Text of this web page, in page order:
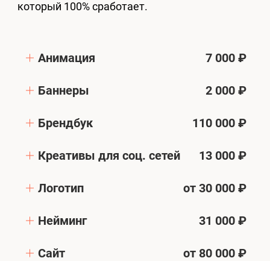
который 100% сработает.
Анимация 7 000 ₽
Баннеры 2 000 ₽
Брендбук 110 000 ₽
Креативы для соц. сетей 13 000 ₽
Логотип от 30 000 ₽
Нейминг 31 000 ₽
Сайт от 80 000 ₽